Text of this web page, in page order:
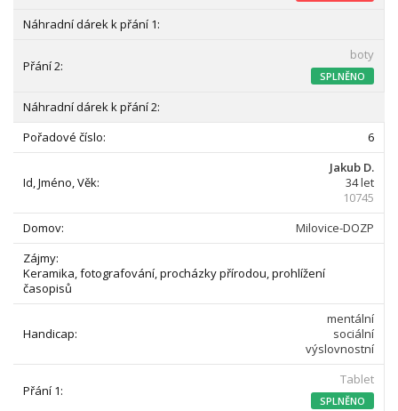
boty
SPLNĚNO
6
Jakub D.
34 let
10745
Milovice-DOZP
Keramika, fotografování, procházky přírodou, prohlížení
časopisů
mentální
sociální
výslovnostní
Tablet
SPLNĚNO